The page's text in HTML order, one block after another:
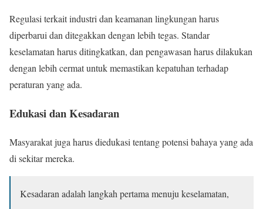
Regulasi terkait industri dan keamanan lingkungan harus
diperbarui dan ditegakkan dengan lebih tegas. Standar
keselamatan harus ditingkatkan, dan pengawasan harus dilakukan
dengan lebih cermat untuk memastikan kepatuhan terhadap
peraturan yang ada.
Edukasi dan Kesadaran
Masyarakat juga harus diedukasi tentang potensi bahaya yang ada
di sekitar mereka.
Kesadaran adalah langkah pertama menuju keselamatan,